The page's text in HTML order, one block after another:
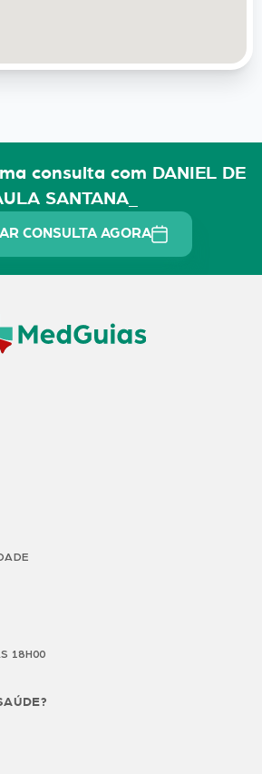
consulta com DANIEL DE
SANTANA_
CONSULTA AGORA
18H00